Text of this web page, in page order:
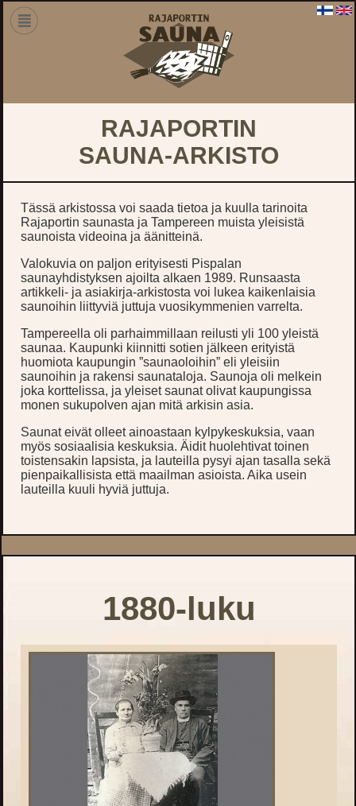
RAJAPORTIN
SAUNA-ARKISTO
Tässä arkistossa voi saada tietoa ja kuulla tarinoita
Rajaportin saunasta ja Tampereen muista yleisistä
saunoista videoina ja äänitteinä.
Valokuvia on paljon erityisesti Pispalan
saunayhdistyksen ajoilta alkaen 1989. Runsaasta
artikkeli- ja asiakirja-arkistosta voi lukea kaikenlaisia
saunoihin liittyviä juttuja vuosikymmenien varrelta.
Tampereella oli parhaimmillaan reilusti yli 100 yleistä
saunaa. Kaupunki kiinnitti sotien jälkeen erityistä
huomiota kaupungin ”saunaoloihin” eli yleisiin
saunoihin ja rakensi saunataloja. Saunoja oli melkein
joka korttelissa, ja yleiset saunat olivat kaupungissa
monen sukupolven ajan mitä arkisin asia.
Saunat eivät olleet ainoastaan kylpykeskuksia, vaan
myös sosiaalisia keskuksia. Äidit huolehtivat toinen
toistensakin lapsista, ja lauteilla pysyi ajan tasalla sekä
pienpaikallisista että maailman asioista. Aika usein
lauteilla kuuli hyviä juttuja.
1880-luku